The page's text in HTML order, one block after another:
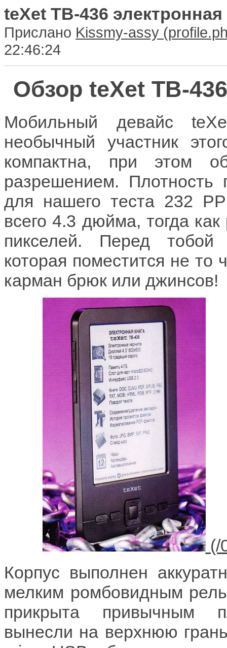
teXet ТВ-436 электронная
Прислано Kissmy-assy
22:46:24
Обзор teXet ТВ-
Мобильный девайс
необычный участник
компактна, при этом
разрешением. Плотность
для нашего теста 232
всего 4.3 дюйма, тогда
пикселей. Перед тобой
которая поместится не то
карман брюк или джинсов!
Корпус выполнен
мелким ромбовидным
прикрыта привычным
вынесли на верхнюю